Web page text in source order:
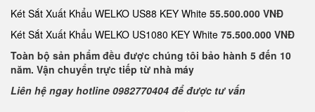
Két Sắt Xuất Khẩu WELKO US88 KEY White 55.500.000 VNĐ
Két Sắt Xuất Khẩu WELKO US1080 KEY White 75.500.000 VNĐ
Toàn bộ sản phẩm đều được chúng tôi bảo hành 5 đến 10
năm. Vận chuyển trực tiếp từ nhà máy
Liên hệ ngay hotline 0982770404 để được tư vấn